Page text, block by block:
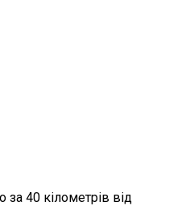
40 кілометрів від